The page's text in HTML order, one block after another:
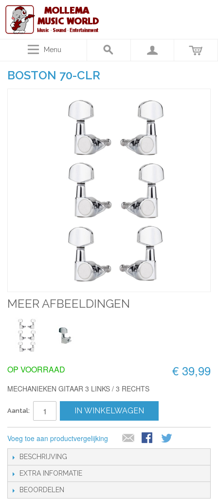
Menu
BOSTON 70-CLR
MEER AFBEELDINGEN
€ 39,99
OP VOORRAAD
MECHANIEKEN GITAAR 3 LINKS / 3 RECHTS
Aantal: IN WINKELWAGEN
Voeg toe aan productvergelijking
BESCHRIJVING
EXTRA INFORMATIE
BEOORDELEN